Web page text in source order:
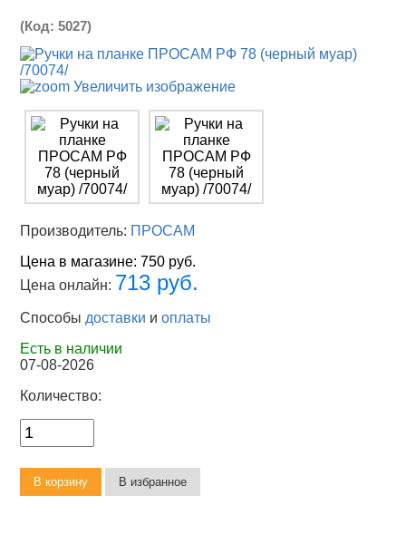
(Код:5027)
Увеличить изображение
Производитель: ПРОСАМ
Цена в магазине:750 руб.
Цена онлайн: 713 руб.
Способы доставки иоплаты
Есть в наличии
07-08-2026
Количество: